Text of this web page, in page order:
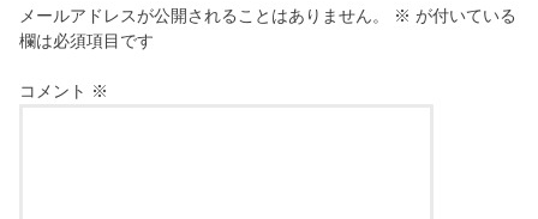
メールアドレスが公開されることはありません。 ※ が付いている
欄は必須項目です
コメント ※